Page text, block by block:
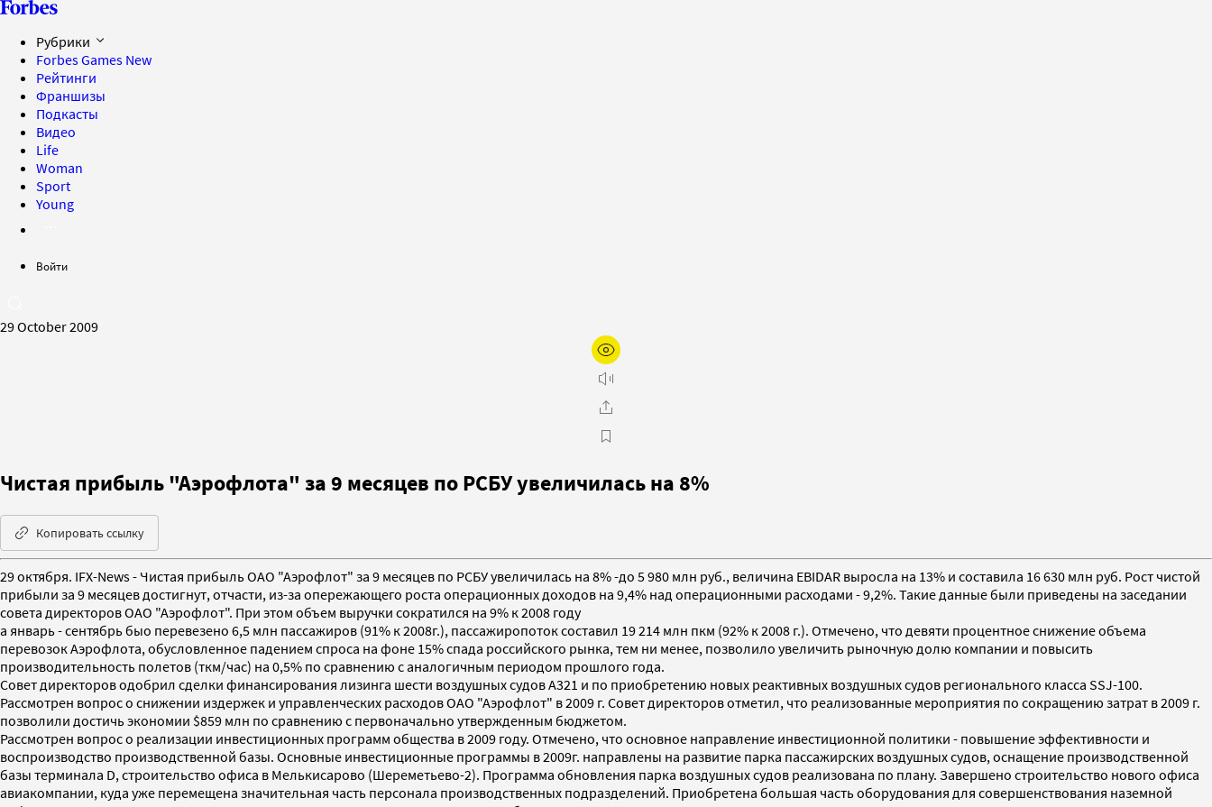
Рубрики
Forbes Games New
Рейтинги
Франшизы
Подкасты
Видео
Life
Woman
Sport
Young
Войти
29 October 2009
Чистая прибыль "Аэрофлота" за 9 месяцев по РСБУ увеличилась на 8%
Копировать ссылку
29 октября. IFX-News - Чистая прибыль ОАО "Аэрофлот" за 9 месяцев по РСБУ увеличилась на 8% -до 5 980 млн руб., величина EBIDAR выросла на 13% и составила 16 630 млн руб. Рост чистой
прибыли за 9 месяцев достигнут, отчасти, из-за опережающего роста операционных доходов на 9,4% над операционными расходами - 9,2%. Такие данные были приведены на заседании
совета директоров ОАО "Аэрофлот". При этом объем выручки сократился на 9% к 2008 году
а январь - сентябрь быо перевезено 6,5 млн пассажиров (91% к 2008г.), пассажиропоток составил 19 214 млн пкм (92% к 2008 г.). Отмечено, что девяти процентное снижение объема
перевозок Аэрофлота, обусловленное падением спроса на фоне 15% спада российского рынка, тем ни менее, позволило увеличить рыночную долю компании и повысить
производительность полетов (ткм/час) на 0,5% по сравнению с аналогичным периодом прошлого года.
Совет директоров одобрил сделки финансирования лизинга шести воздушных судов А321 и по приобретению новых реактивных воздушных судов регионального класса SSJ-100.
Рассмотрен вопрос о снижении издержек и управленческих расходов ОАО "Аэрофлот" в 2009 г. Совет директоров отметил, что реализованные мероприятия по сокращению затрат в 2009 г.
позволили достичь экономии $859 млн по сравнению с первоначально утвержденным бюджетом.
Рассмотрен вопрос о реализации инвестиционных программ общества в 2009 году. Отмечено, что основное направление инвестиционной политики - повышение эффективности и
воспроизводство производственной базы. Основные инвестиционные программы в 2009г. направлены на развитие парка пассажирских воздушных судов, оснащение производственной
базы терминала D, строительство офиса в Мелькисарово (Шереметьево-2). Программа обновления парка воздушных судов реализована по плану. Завершено строительство нового офиса
авиакомпании, куда уже перемещена значительная часть персонала производственных подразделений. Приобретена большая часть оборудования для совершенствования наземной